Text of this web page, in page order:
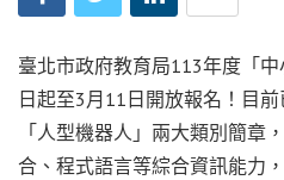
臺北市政府教育局113年度「
日起至3月11日開放報名！目
「人型機器人」兩大類別簡章
合、程式語言等綜合資訊能力